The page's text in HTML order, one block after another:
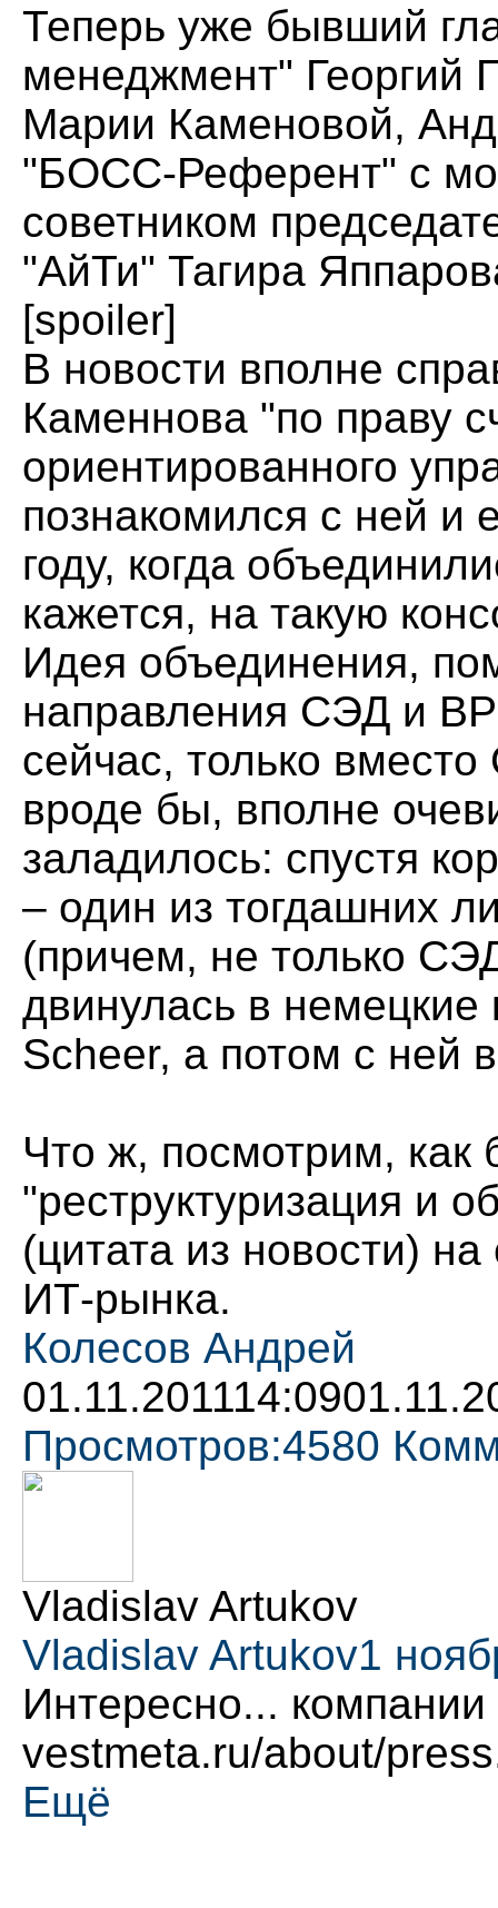
Теперь уже бывший
менеджмент" Георгий
Марии Каменовой,
"БОСС-Референт" с
советником
"АйТи" Тагира
[spoiler]
В новости вполне
Каменнова "по праву
ориентированного
познакомился с ней и
году, когда
кажется, на такую
Идея объединения,
направления СЭД и
сейчас, только
вроде бы, вполне
заладилось: спустя
– один из тогдашних
(причем, не только
двинулась в
Scheer, а потом с ней
Что ж, посмотрим, как
"реструктуризация и
(цитата из новости)
ИТ-рынка.
Колесов Андрей
01.11.201114:09
Просмотров:4580
Vladislav Artukov
Vladislav Artukov1
Интересно...
vestmeta.ru/about/
Ещё